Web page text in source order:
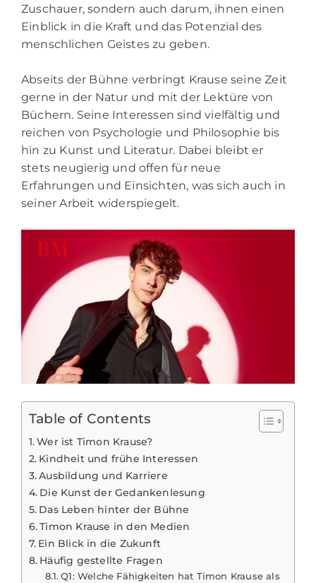
Zuschauer, sondern auch darum, ihnen einen
Einblick in die Kraft und das Potenzial des
menschlichen Geistes zu geben.
Abseits der Bühne verbringt Krause seine Zeit
gerne in der Natur und mit der Lektüre von
Büchern. Seine Interessen sind vielfältig und
reichen von Psychologie und Philosophie bis
hin zu Kunst und Literatur. Dabei bleibt er
stets neugierig und offen für neue
Erfahrungen und Einsichten, was sich auch in
seiner Arbeit widerspiegelt.
Table of Contents
Wer ist Timon Krause?
Kindheit und frühe Interessen
Ausbildung und Karriere
Die Kunst der Gedankenlesung
Das Leben hinter der Bühne
Timon Krause in den Medien
Ein Blick in die Zukunft
Häufig gestellte Fragen
Q1: Welche Fähigkeiten hat Timon Krause als